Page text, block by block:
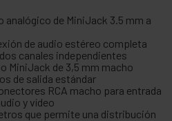
analógico de MiniJack 3.5 mm a
de audio estéreo completa
canales independientes
MiniJack de 3,5 mm macho
de salida estándar
RCA macho para entrada
y vídeo
que permite una distribución